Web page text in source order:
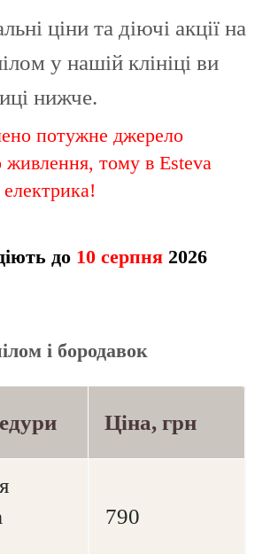
ціни та діючі акції на
у нашій клініці ви
нижче.
потужне джерело
живлення, тому в Esteva
до 10 серпня 2026
і бородавок
Ціна, грн
790